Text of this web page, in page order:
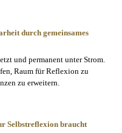
durch gemeinsames
und permanent unter Strom.
Raum für Reflexion zu
zu erweitern.
Selbstreflexion braucht